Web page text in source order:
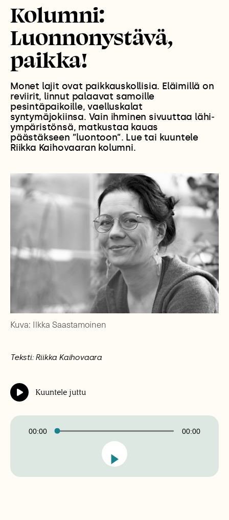
Kolumni:
Luonnonystävä,
paikka!
Monet lajit ovat paikkauskollisia. Eläimillä on
reviirit, linnut palaavat samoille
pesintäpaikoille, vaelluskalat
syntymäjokiinsa. Vain ihminen sivuuttaa lähi­
ympäristönsä, matkustaa kauas
päästäkseen ”luontoon”. Lue tai kuuntele
Riikka Kaihovaaran kolumni.
Kuva: Ilkka Saastamoinen
Teksti: Riikka Kaihovaara
Kuuntele juttu
Äänitoistin
00:00 00:00